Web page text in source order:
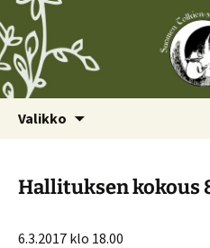
Valikko
Hallituksen kokous
6.3.2017 klo 18.00